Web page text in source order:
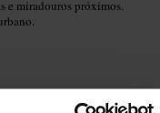
e miradouros próximos.